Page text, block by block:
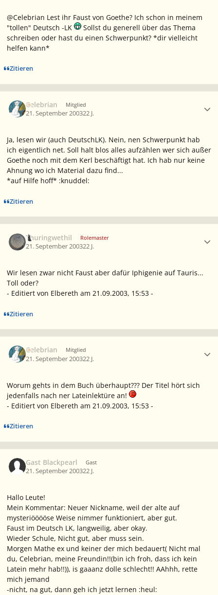
@Celebrian Lest ihr Faust von Goethe? Ich schon in meinem
"tollen" Deutsch -LK
Sollst du generell über das Thema
schreiben oder hast du einen Schwerpunkt? *dir vielleicht
helfen kann*
Zitieren
Celebrian Mitglied
21. September 200322 J.
Ja, lesen wir (auch DeutschLK). Nein, nen Schwerpunkt hab
ich eigentlich net. Soll halt blos alles aufzählen wer sich außer
Goethe noch mit dem Kerl beschäftigt hat. Ich hab nur keine
Ahnung wo ich Material dazu find...
*auf Hilfe hoff* :knuddel:
Zitieren
Thuringwethil Rolemaster
21. September 200322 J.
Wir lesen zwar nicht Faust aber dafür Iphigenie auf Tauris...
Toll oder?
- Editiert von Elbereth am 21.09.2003, 15:53 -
Zitieren
Celebrian Mitglied
21. September 200322 J.
Worum gehts in dem Buch überhaupt??? Der Titel hört sich
jedenfalls nach ner Lateinlektüre an!
- Editiert von Elbereth am 21.09.2003, 15:53 -
Zitieren
Gast Blackpearl Gast
21. September 200322 J.
Hallo Leute!
Mein Kommentar: Neuer Nickname, weil der alte auf
mysteriööööse Weise nimmer funktioniert, aber gut.
Faust im Deutsch LK, langweilig, aber okay.
Wieder Schule, Nicht gut, aber muss sein.
Morgen Mathe ex und keiner der mich bedauert( Nicht mal
du, Celebrian, meine Freundin!!(bin ich froh, dass ich kein
Latein mehr hab!!)), is gaaanz dolle schlecht!! AAhhh, rette
mich jemand
-nicht, na gut, dann geh ich jetzt lernen :heul: